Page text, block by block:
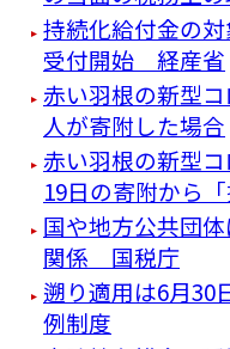
持続化給付金の
受付開始 経産省
赤い羽根の新型
人が寄附した場合
赤い羽根の新型
19日の寄附から
国や地方公共団
関係 国税庁
遡り適用は6月
例制度